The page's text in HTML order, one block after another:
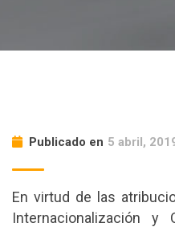
Publicado en 5 abril,
En virtud de las
Internacionalización y